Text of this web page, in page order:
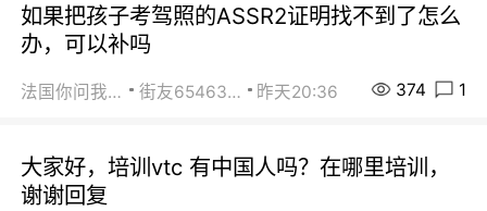
如果把孩子考驾照的ASSR2证明找不到了怎么
办，可以补吗
法国你问我答 街友65463281 昨天20:36 374 1
大家好，培训vtc 有中国人吗？在哪里培训，
谢谢回复